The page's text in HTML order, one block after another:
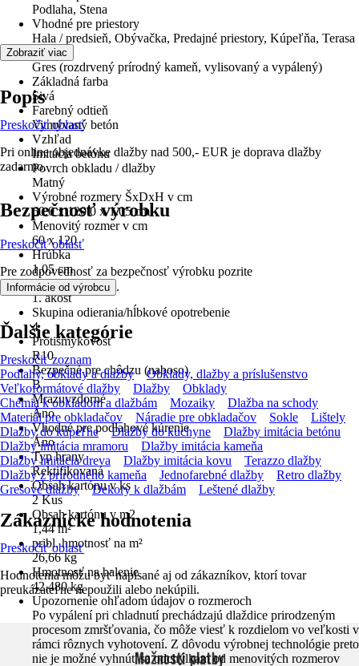
Podlaha, Stena
Vhodné pre priestory
Hala / predsieň, Obývačka, Predajné priestory, Kúpeľňa, Terasa
Materiál
Gres (rozdrvený prírodný kameň, vylisovaný a vypálený)
Základná farba
Sivá
Farebný odtieň
Vymývaný betón
Vzhľad
Imitácia betónu
Povrch obkladu / dlažby
Matný
Výrobné rozmery ŠxDxH v cm
60.0 x 120.0 x 1.05 cm
Menovitý rozmer v cm
60 x 120
Hrúbka
1,05 cm
Trieda
1. akosť
Skupina odierania/hĺbkové opotrebenie
4
Protišmykovosť
R10
Bezpečné pre chôdzu (naboso)
B
Mrazuvzdorné
Áno
Vhodné pre podlahové kúrenie
Áno
Typ hrany
Rektifikovaná
Obsah kartónu v ks
2 Kus
Obsah kartónu v m2
1,44 m²
pribl. hmotnosť na m²
26,66 kg
Hmotnosť na balenie
42,480 kg
Upozornenie ohľadom údajov o rozmeroch
Po vypálení pri chladnutí prechádzajú dlaždice prirodzeným
procesom zmršťovania, čo môže viesť k rozdielom vo veľkosti v
rámci rôznych vyhotovení. Z dôvodu výrobnej technológie preto
nie je možné vyhnúť sa odchýlkam od menovitých rozmerov
Zobraziť viac
Popis
Preskočiť oblasť
Pri online objednávke dlažby nad 500,- EUR je doprava dlažby
zadarmo.
Bezpečnosť výrobku
Preskočiť oblasť
Pre zodpovednosť za bezpečnosť výrobku pozrite
Informácie od výrobcu .
Ďalšie kategórie
Preskočiť zoznam
Podlahy, obklady a dlažby
Obklady, dlažby a príslušenstvo
Veľkoformátové dlažby
Dlažby
Obklady
Chémia k obkladom a dlažbám
Mozaiky
Dlažba na schody
Materiál pre obkladačov
Náradie pre obkladačov Sokle
Lištely
Dlažby do kúpeľne
Dlažby do kuchyne
Dlažby imitácia betónu
Dlažby imitácia mramoru
Dlažby imitácia kameňa
Dlažby imitácia dreva
Dlažby imitácia kovu
Terazzo dlažby
Dlažby z prírodného kameňa
Jednofarebné dlažby
Retro dlažby
Gresové dlažby
Dekory k dlažbám Leštené dlažby
Zákaznícke hodnotenia
Preskočiť oblasť
Hodnotenia môžu byť napísané aj od zákazníkov, ktorí tovar
preukázateľne nepoužili alebo nekúpili.
Možnosti platby